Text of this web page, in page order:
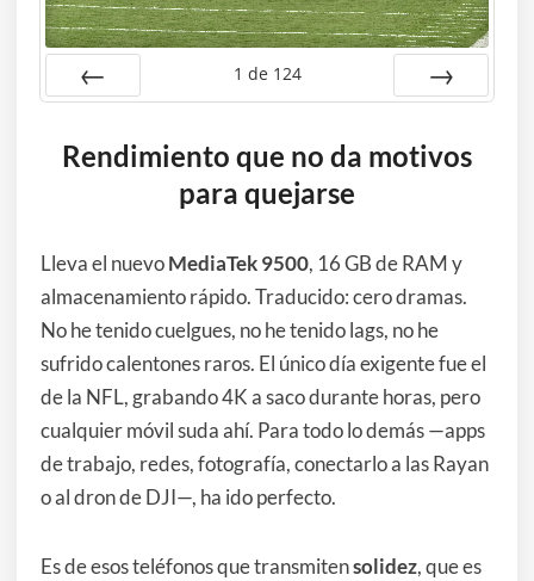
1 de 124
Rendimiento que no da motivos
para quejarse
Lleva el nuevoMediaTek 9500, 16 GB de RAM y
almacenamiento rápido. Traducido: cero dramas.
No he tenido cuelgues, no he tenido lags, no he
sufrido calentones raros. El único día exigente fue el
de la NFL, grabando 4K a saco durante horas, pero
cualquier móvil suda ahí. Para todo lo demás —apps
de trabajo, redes, fotografía, conectarlo a las Rayan
o al dron de DJI—, ha ido perfecto.
Es de esos teléfonos que transmitensolidez, que es